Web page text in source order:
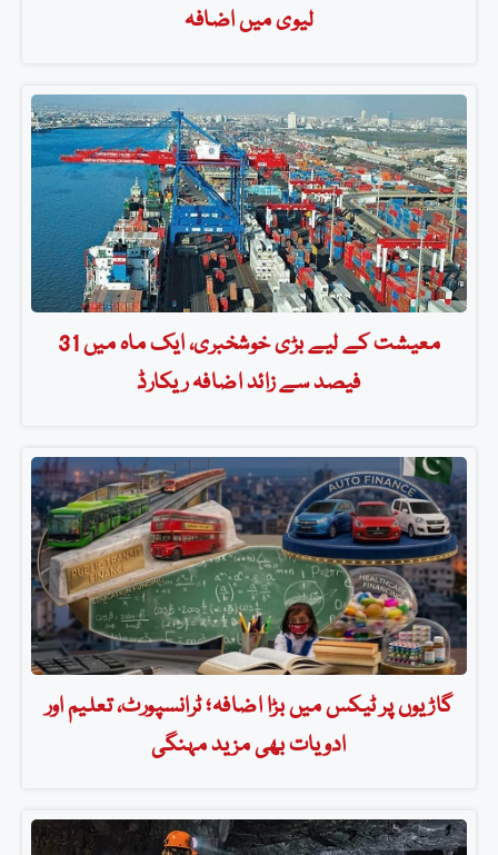
لیوی میں اضافہ
معیشت کے لیے بڑی خوشخبری، ایک ماہ میں 31
فیصد سے زائد اضافہ ریکارڈ
گاڑیوں پر ٹیکس میں بڑا اضافہ؛ ٹرانسپورٹ، تعلیم اور
ادویات بھی مزید مہنگی